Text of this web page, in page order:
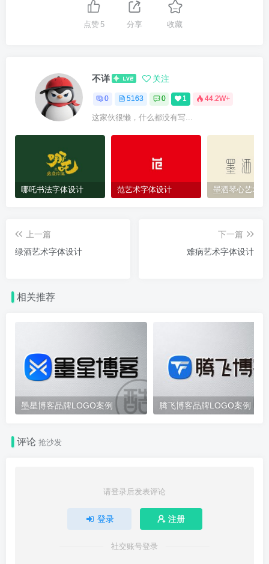
点赞 5 分享 收藏
不详 关注
0 5163 0 1 44.2W+
这家伙很懒，什么都没有写...
哪吒书法字体设计 范艺术字体设计 墨洒琴心艺术
上一篇
绿酒艺术字体设计
下一篇
难病艺术字体设计
相关推荐
墨星博客品牌LOGO案例 腾飞博客品牌LOGO案例
评论抢沙发
请登录后发表评论
登录 注册
社交账号登录